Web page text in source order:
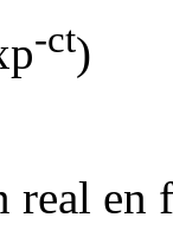
-ct)
real